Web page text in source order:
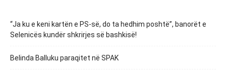
“Ja ku e keni kartën e PS-së, do ta hedhim poshtë”, banorët e
Selenicës kundër shkrirjes së bashkisë!
Belinda Balluku paraqitet në SPAK